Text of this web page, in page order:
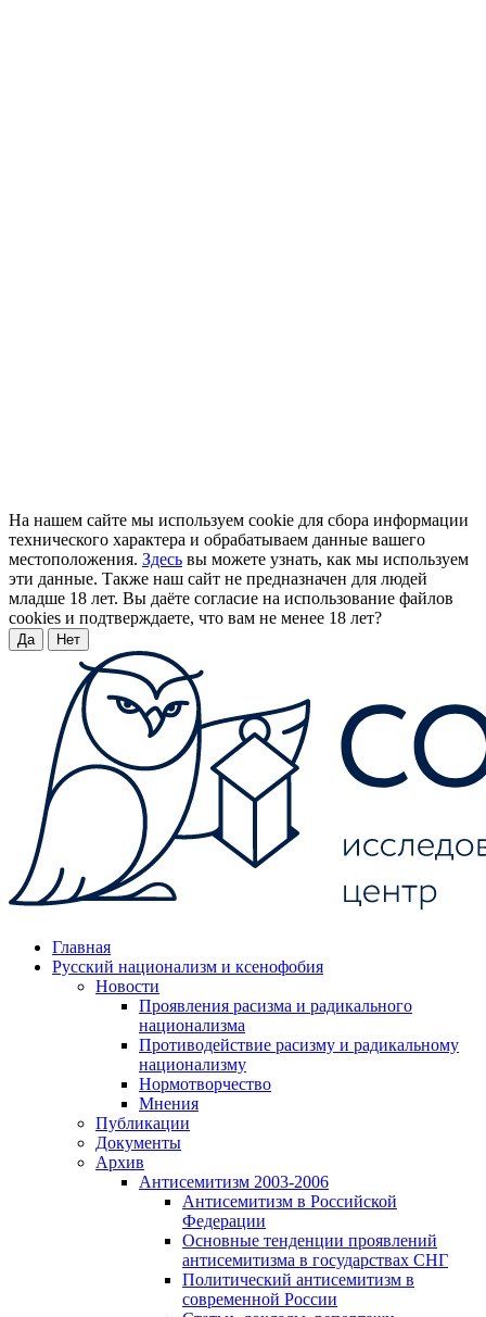
На нашем сайте мы используем cookie для сбора информации
технического характера и обрабатываем данные вашего
местоположения. Здесь вы можете узнать, как мы используем
эти данные. Также наш сайт не предназначен для людей
младше 18 лет. Вы даёте согласие на использование файлов
cookies и подтверждаете, что вам не менее 18 лет?
Да Нет
Главная
Русский национализм и ксенофобия
Новости
Проявления расизма и радикального
национализма
Противодействие расизму и радикальному
национализму
Нормотворчество
Мнения
Публикации
Документы
Архив
Антисемитизм 2003-2006
Антисемитизм в Российской
Федерации
Основные тенденции проявлений
антисемитизма в государствах СНГ
Политический антисемитизм в
современной России